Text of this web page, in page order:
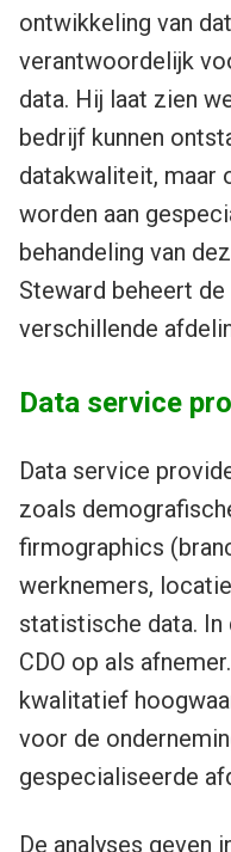
ontwikkeling van
verantwoordelijk
data. Hij laat zien
bedrijf kunnen
datakwaliteit, maar
worden aan
behandeling van
Steward beheert
verschillende
Data service
Data service
zoals
firmographics
werknemers,
statistische data.
CDO op als
kwalitatief
voor de
gespecialiseerde
De analyses geven